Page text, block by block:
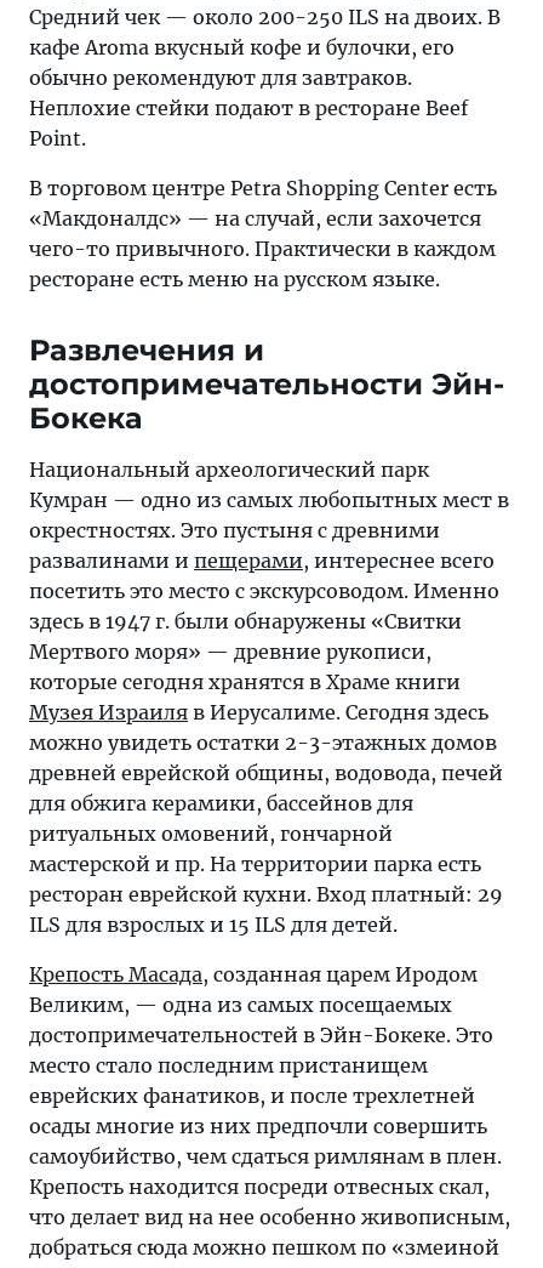
Средний чек — около 200-250 ILS на двоих. В
кафе Aroma вкусный кофе и булочки, его
обычно рекомендуют для завтраков.
Неплохие стейки подают в ресторане Beef
Point.
В торговом центре Petra Shopping Center есть
«Макдоналдс» — на случай, если захочется
чего-то привычного. Практически в каждом
ресторане есть меню на русском языке.
Развлечения и
достопримечательности Эйн-
Бокека
Национальный археологический парк
Кумран — одно из самых любопытных мест в
окрестностях. Это пустыня с древними
развалинами и пещерами, интереснее всего
посетить это место с экскурсоводом. Именно
здесь в 1947 г. были обнаружены «Свитки
Мертвого моря» — древние рукописи,
которые сегодня хранятся в Храме книги
Музея Израиля в Иерусалиме. Сегодня здесь
можно увидеть остатки 2-3-этажных домов
древней еврейской общины, водовода, печей
для обжига керамики, бассейнов для
ритуальных омовений, гончарной
мастерской и пр. На территории парка есть
ресторан еврейской кухни. Вход платный: 29
ILS для взрослых и 15 ILS для детей.
Крепость Масада, созданная царем Иродом
Великим, — одна из самых посещаемых
достопримечательностей в Эйн-Бокеке. Это
место стало последним пристанищем
еврейских фанатиков, и после трехлетней
осады многие из них предпочли совершить
самоубийство, чем сдаться римлянам в плен.
Крепость находится посреди отвесных скал,
что делает вид на нее особенно живописным,
добраться сюда можно пешком по «змеиной